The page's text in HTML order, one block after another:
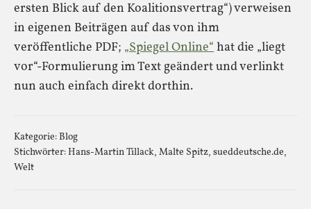
ersten Blick auf den Koalitionsvertrag“) verweisen
in eigenen Beiträgen auf das von ihm
veröffentliche PDF; „Spiegel Online“hat die „liegt
vor“-Formulierung im Text geändert und verlinkt
nun auch einfach direkt dorthin.
Kategorie:Blog
Stichwörter:Hans-Martin Tillack, Malte Spitz, sueddeutsche.de,
Welt